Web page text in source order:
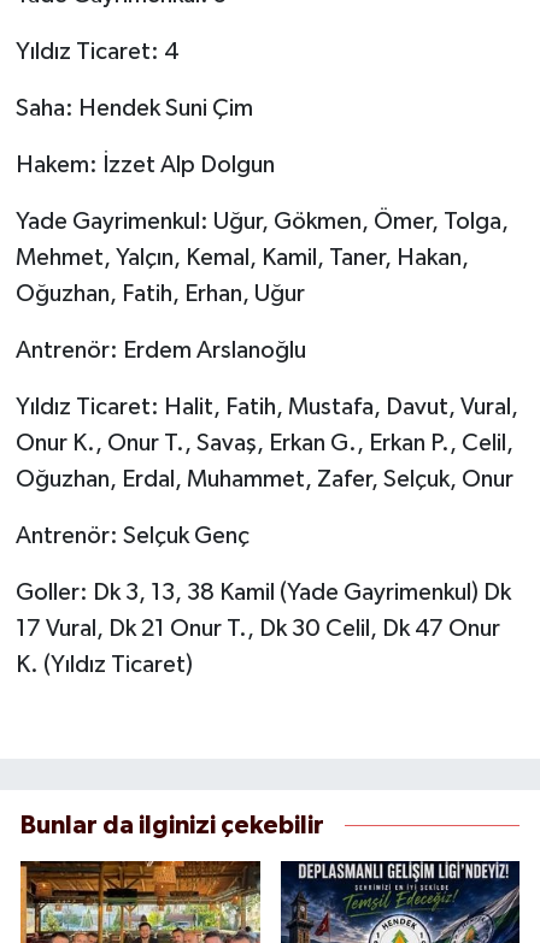
Yıldız Ticaret: 4
Saha: Hendek Suni Çim
Hakem: İzzet Alp Dolgun
Yade Gayrimenkul: Uğur, Gökmen, Ömer, Tolga,
Mehmet, Yalçın, Kemal, Kamil, Taner, Hakan,
Oğuzhan, Fatih, Erhan, Uğur
Antrenör: Erdem Arslanoğlu
Yıldız Ticaret: Halit, Fatih, Mustafa, Davut, Vural,
Onur K., Onur T., Savaş, Erkan G., Erkan P., Celil,
Oğuzhan, Erdal, Muhammet, Zafer, Selçuk, Onur
Antrenör: Selçuk Genç
Goller: Dk 3, 13, 38 Kamil (Yade Gayrimenkul) Dk
17 Vural, Dk 21 Onur T., Dk 30 Celil, Dk 47 Onur
K. (Yıldız Ticaret)
Bunlar da ilginizi çekebilir